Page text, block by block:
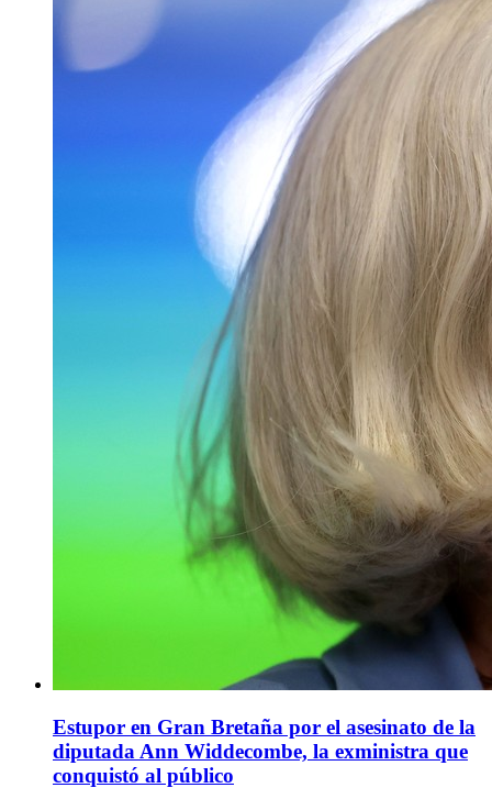
Estupor en Gran Bretaña por el asesinato de la
diputada Ann Widdecombe, la exministra que
conquistó al público